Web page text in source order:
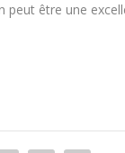
peut être une